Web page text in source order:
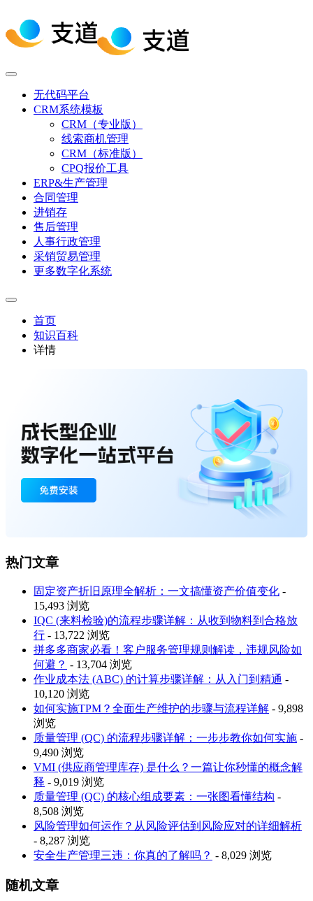
无代码平台
CRM系统模板
CRM（专业版）
线索商机管理
CRM（标准版）
CPQ报价工具
ERP&生产管理
合同管理
进销存
售后管理
人事行政管理
采销贸易管理
更多数字化系统
首页
知识百科
详情
热门文章
固定资产折旧原理全解析：一文搞懂资产价值变化 -
15,493 浏览
IQC (来料检验)的流程步骤详解：从收到物料到合格放
行 - 13,722 浏览
拼多多商家必看！客户服务管理规则解读，违规风险如
何避？ - 13,704 浏览
作业成本法 (ABC) 的计算步骤详解：从入门到精通 -
10,120 浏览
如何实施TPM？全面生产维护的步骤与流程详解 - 9,898
浏览
质量管理 (QC) 的流程步骤详解：一步步教你如何实施 -
9,490 浏览
VMI (供应商管理库存) 是什么？一篇让你秒懂的概念解
释 - 9,019 浏览
质量管理 (QC) 的核心组成要素：一张图看懂结构 -
8,508 浏览
风险管理如何运作？从风险评估到风险应对的详细解析
- 8,287 浏览
安全生产管理三违：你真的了解吗？ - 8,029 浏览
随机文章